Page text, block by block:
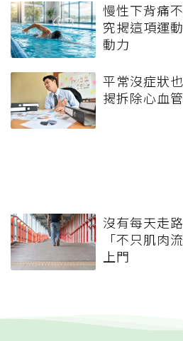
慢性下背痛
究揭這項運
動力
平常沒症狀
揭拆除心血
沒有每天走
「不只肌肉
上門